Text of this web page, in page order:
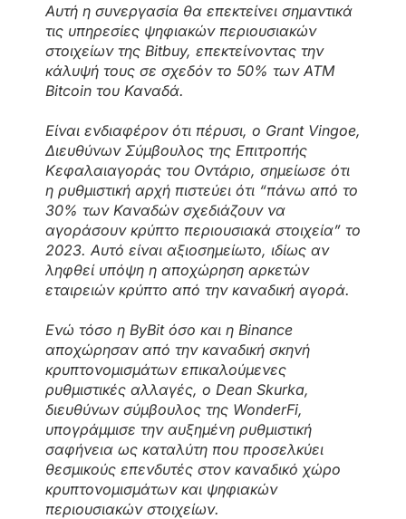
Αυτή η συνεργασία θα επεκτείνει σημαντικά
τις υπηρεσίες ψηφιακών περιουσιακών
στοιχείων της Bitbuy, επεκτείνοντας την
κάλυψή τους σε σχεδόν το 50% των ΑΤΜ
Bitcoin του Καναδά.
Είναι ενδιαφέρον ότι πέρυσι, ο Grant Vingoe,
Διευθύνων Σύμβουλος της Επιτροπής
Κεφαλαιαγοράς του Οντάριο, σημείωσε ότι
η ρυθμιστική αρχή πιστεύει ότι “πάνω από το
30% των Καναδών σχεδιάζουν να
αγοράσουν κρύπτο περιουσιακά στοιχεία” το
2023. Αυτό είναι αξιοσημείωτο, ιδίως αν
ληφθεί υπόψη η αποχώρηση αρκετών
εταιρειών κρύπτο από την καναδική αγορά.
Ενώ τόσο η ByBit όσο και η Binance
αποχώρησαν από την καναδική σκηνή
κρυπτονομισμάτων επικαλούμενες
ρυθμιστικές αλλαγές, ο Dean Skurka,
διευθύνων σύμβουλος της WonderFi,
υπογράμμισε την αυξημένη ρυθμιστική
σαφήνεια ως καταλύτη που προσελκύει
θεσμικούς επενδυτές στον καναδικό χώρο
κρυπτονομισμάτων και ψηφιακών
περιουσιακών στοιχείων.